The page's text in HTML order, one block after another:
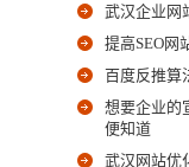
武汉企业网
提高SEO网
百度反推算
想要企业的
便知道
武汉网站优